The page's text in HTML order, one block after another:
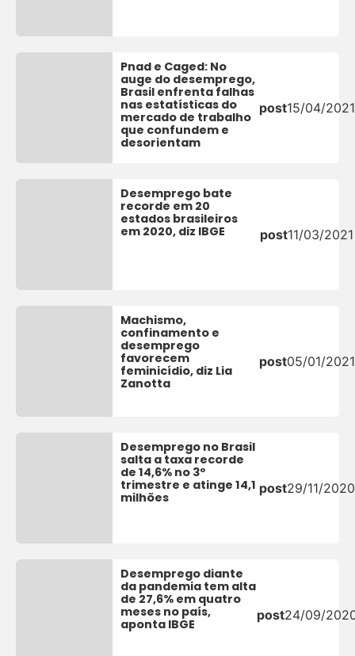
Pnad e Caged: No
auge do desemprego,
Brasil enfrenta falhas
nas estatísticas do
mercado de trabalho
que confundem e
desorientam
post15/04/2021
Desemprego bate
recorde em 20
estados brasileiros
em 2020, diz IBGE
post11/03/2021
Machismo,
confinamento e
desemprego
favorecem
feminicídio, diz Lia
Zanotta
post05/01/2021
Desemprego no Brasil
salta a taxa recorde
de 14,6% no 3º
trimestre e atinge 14,1
milhões
post29/11/2020
Desemprego diante
da pandemia tem alta
de 27,6% em quatro
meses no país,
aponta IBGE
post24/09/